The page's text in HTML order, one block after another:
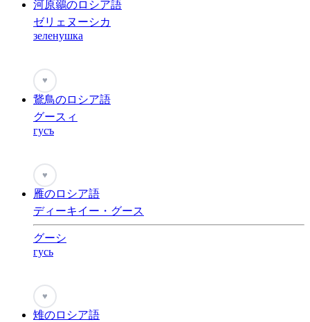
河原鶸のロシア語
ゼリェヌーシカ
зеленушка
♥
鵞鳥のロシア語
グースィ
гусъ
♥
雁のロシア語
ディーキイー・グース
グーシ
гусь
♥
雉のロシア語